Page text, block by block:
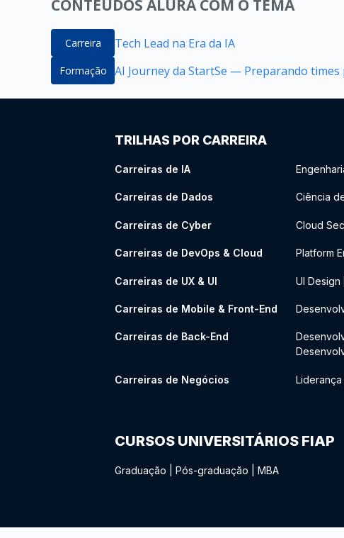
CONTEÚDOS ALURA COM O TEMA
Carreira Tech Lead na Era da IA
Formação AI Journey da StartSe — Preparando times
TRILHAS POR CARREIRA
Carreiras de IA
Carreiras de Dados Ciência
Carreiras de Cyber Cloud
Carreiras de DevOps & Cloud Platform
Carreiras de UX & UI UI Design
Carreiras de Mobile & Front-End
Carreiras de Back-End
Carreiras de Negócios Liderança
CURSOS UNIVERSITÁRIOS FIAP
Graduação Pós-graduação MBA